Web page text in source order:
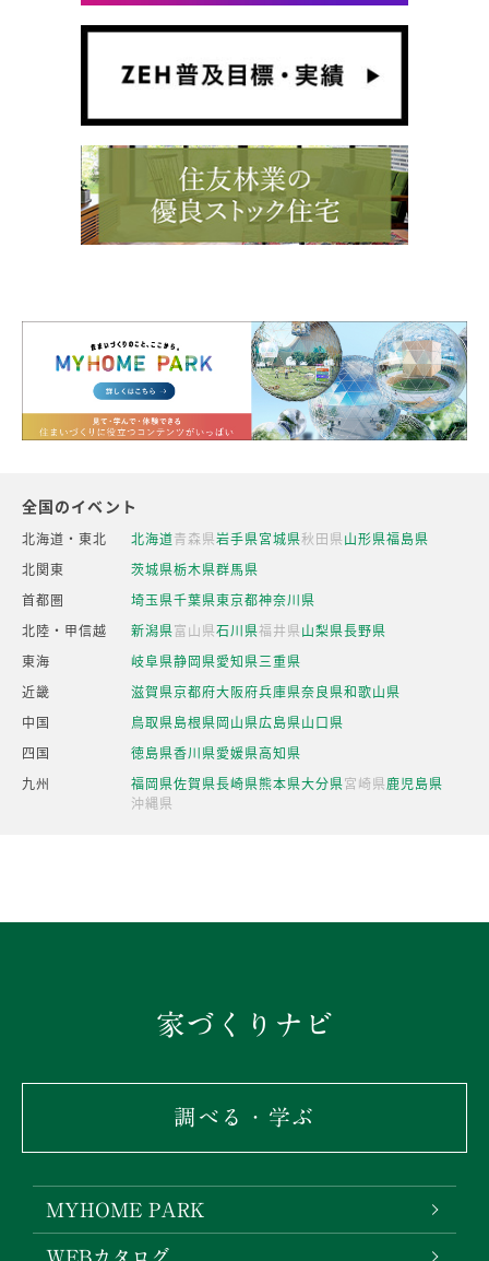
全国のイベント
北海道・東北 北海道青森県岩手県宮城県秋田県山形県福島県
北関東
茨城県栃木県群馬県
首都圏
埼玉県千葉県東京都神奈川県
北陸・甲信越
新潟県富山県石川県福井県山梨県長野県
東海
岐阜県静岡県愛知県三重県
近畿
滋賀県京都府大阪府兵庫県奈良県和歌山県
中国
鳥取県島根県岡山県広島県山口県
四国
徳島県香川県愛媛県高知県
九州
福岡県佐賀県長崎県熊本県大分県宮崎県鹿児島県
沖縄県
家づくりナビ
調べる・学ぶ
MYHOME PARK
WEBカタログ